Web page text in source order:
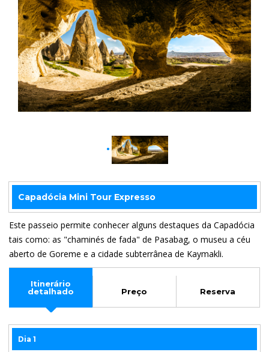
Capadócia Mini Tour Expresso
Este passeio permite conhecer alguns destaques da Capadócia
tais como: as "chaminés de fada" de Pasabag, o museu a céu
aberto de Goreme e a cidade subterrânea de Kaymakli.
Itinerário
detalhado
Preço Reserva
Dia 1